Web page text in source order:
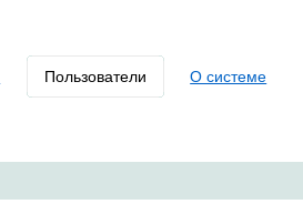
Пользователи О системе